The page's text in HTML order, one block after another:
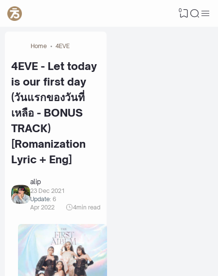
0
Home 4EVE
4EVE - Let today
is our first day
(วันแรกของวันที่
เหลือ - BONUS
TRACK)
[Romanization
Lyric + Eng]
alip
23 Dec 2021
Update: 6
Apr 2022
4min read